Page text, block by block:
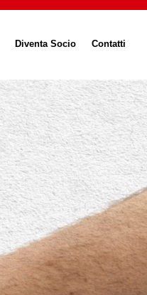
Diventa Socio Contatti